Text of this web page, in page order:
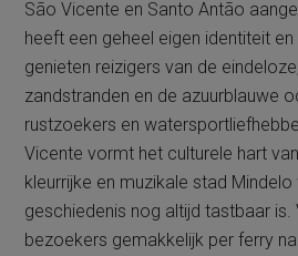
São Vicente en Santo Antão
heeft een geheel eigen identiteit
genieten reizigers van de
zandstranden en de azuurblauwe
rustzoekers en
Vicente vormt het culturele hart
kleurrijke en muzikale stad
geschiedenis nog altijd tastbaar is.
bezoekers gemakkelijk per ferry